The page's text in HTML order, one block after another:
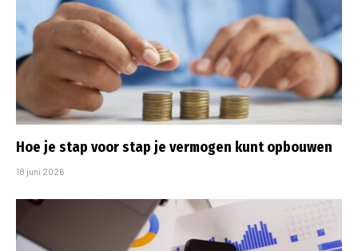
Hoe je stap voor stap je vermogen kunt opbouwen
18 juni 2026